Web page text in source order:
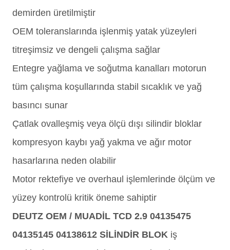
demirden üretilmiştir
OEM toleranslarında işlenmiş yatak yüzeyleri
titreşimsiz ve dengeli çalışma sağlar
Entegre yağlama ve soğutma kanalları motorun
tüm çalışma koşullarında stabil sıcaklık ve yağ
basıncı sunar
Çatlak ovalleşmiş veya ölçü dışı silindir bloklar
kompresyon kaybı yağ yakma ve ağır motor
hasarlarına neden olabilir
Motor rektefiye ve overhaul işlemlerinde ölçüm ve
yüzey kontrolü kritik öneme sahiptir
DEUTZ OEM / MUADİL TCD 2.9 04135475
04135145 04138612 SİLİNDİR BLOK iş